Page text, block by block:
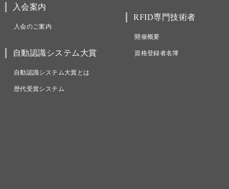
入会案内
入会のご案内
自動認識システム大賞
自動認識システム大賞とは
歴代受賞システム
RFID専門技術者
開催概要
資格登録者名簿